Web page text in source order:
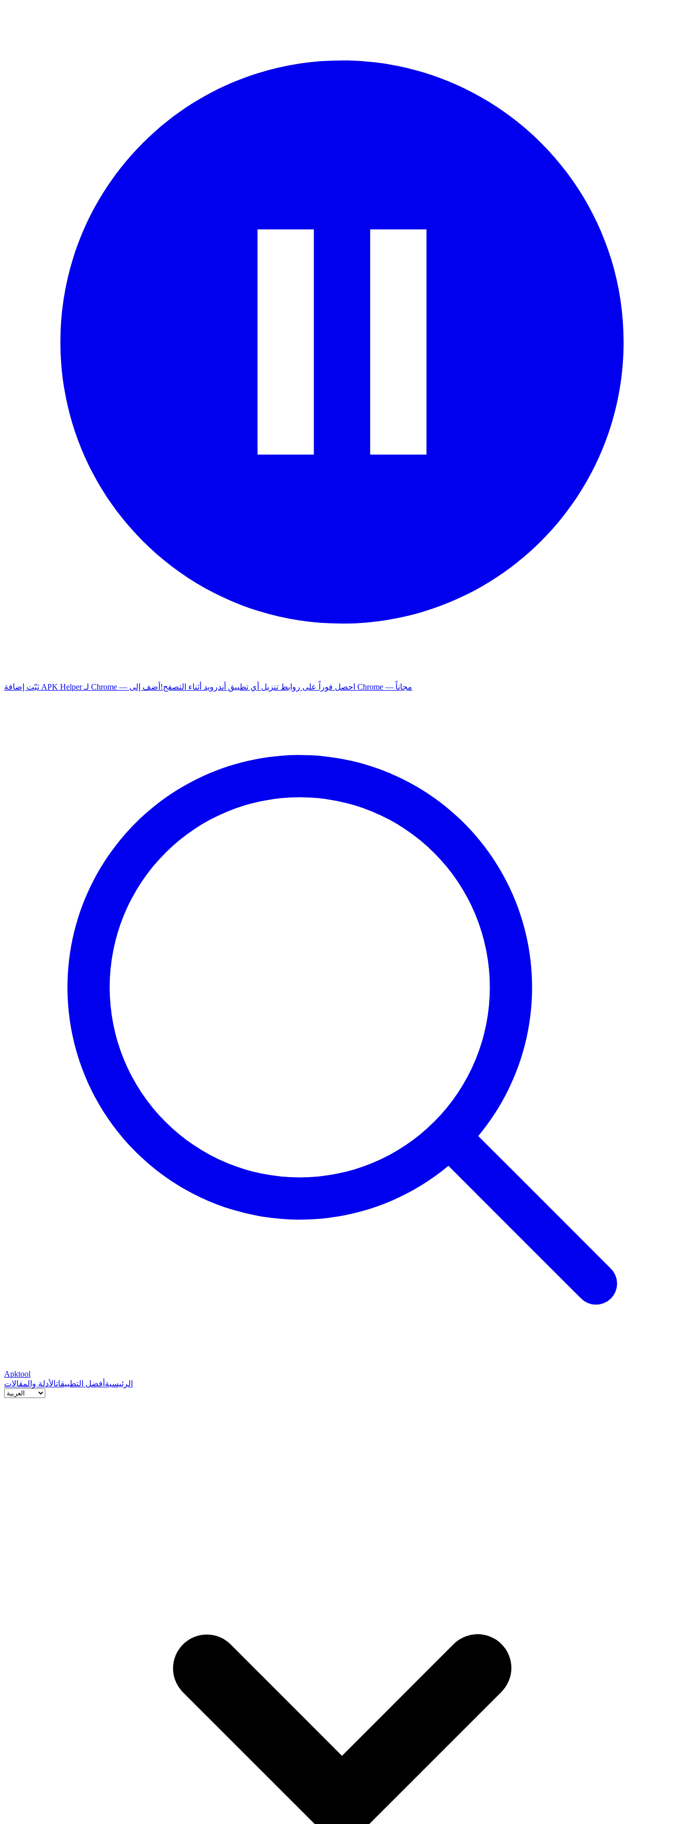
ثبّت إضافة APK Helper لـ Chrome — احصل فوراً على روابط تنزيل أي تطبيق أندرويد أثناء التصفح! أضف إلى Chrome — مجاناً
Apktool
الرئيسية أفضل التطبيقاتالأدلة والمقالات